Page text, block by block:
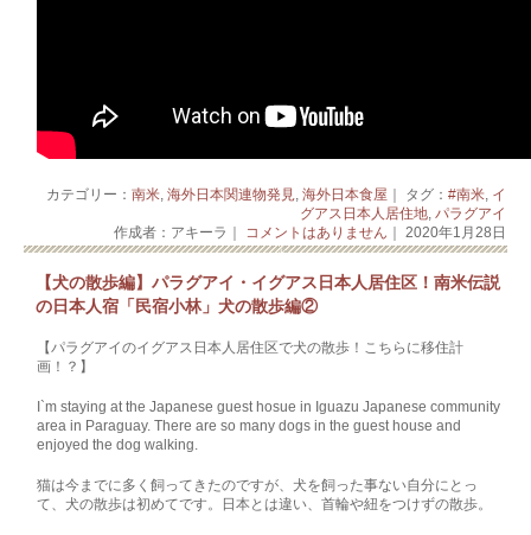
カテゴリー： 南米, 海外日本関連物発見, 海外日本食屋 ｜ タグ： #南米, イ
グアス日本人居住地, パラグアイ
作成者：アキーラ｜ コメントはありません ｜ 2020年1月28日
【犬の散歩編】パラグアイ・イグアス日本人居住区！南米伝説
の日本人宿「民宿小林」犬の散歩編②
【パラグアイのイグアス日本人居住区で犬の散歩！こちらに移住計
画！？】
I`m staying at the Japanese guest hosue in Iguazu Japanese community
area in Paraguay. There are so many dogs in the guest house and
enjoyed the dog walking.
猫は今までに多く飼ってきたのですが、犬を飼った事ない自分にとっ
て、犬の散歩は初めてです。日本とは違い、首輪や紐をつけずの散歩。